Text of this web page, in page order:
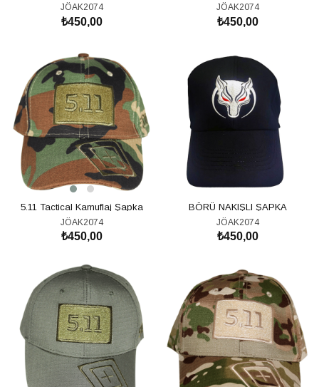
JÖAK2074
₺450,00
JÖAK2074
₺450,00
5.11 Tactical Kamuflaj Şapka
JÖAK2074
₺450,00
BÖRÜ NAKIŞLI ŞAPKA
JÖAK2074
₺450,00